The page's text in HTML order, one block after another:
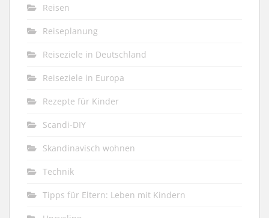
Reisen
Reiseplanung
Reiseziele in Deutschland
Reiseziele in Europa
Rezepte für Kinder
Scandi-DIY
Skandinavisch wohnen
Technik
Tipps für Eltern: Leben mit Kindern